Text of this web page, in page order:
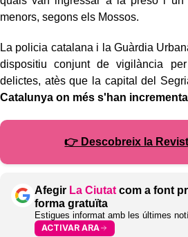
menors, segons els Mossos.
La policia catalana i la Guàrdia
dispositiu conjunt de vigilància
delictes, atès que la capital del
Catalunya on més s'han
👉 Descobreix la
Afegir La Ciutat com a font
forma gratuïta
Estigues informat amb les últimes
ACTIVAR ARA